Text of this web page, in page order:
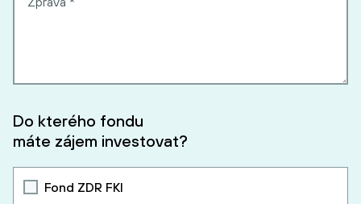
Do kterého fondu
máte zájem investovat?
Fond ZDR FKI